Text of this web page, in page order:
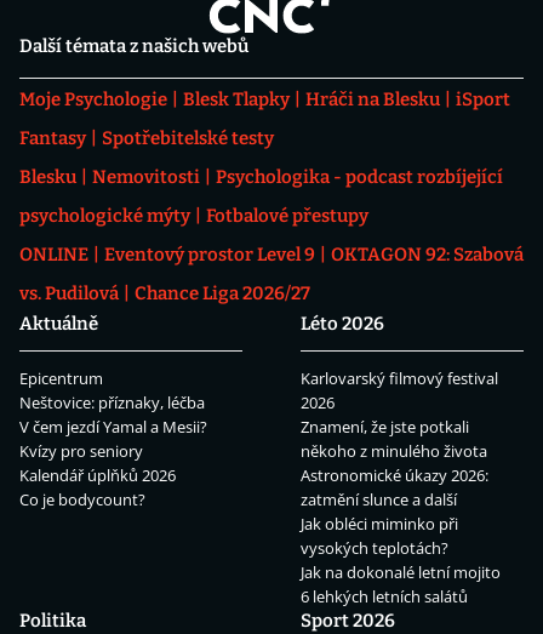
Další témata z našich webů
Moje Psychologie Blesk Tlapky Hráči na Blesku
iSport
Fantasy
Spotřebitelské testy
Blesku
Nemovitosti
Psychologika - podcast rozbíjející
psychologické mýty
Fotbalové přestupy
ONLINE
Eventový prostor Level 9
OKTAGON 92: Szabová
vs. Pudilová
Chance Liga 2026/27
Aktuálně
Epicentrum
Neštovice: příznaky, léčba
V čem jezdí Yamal a Mesii?
Kvízy pro seniory
Kalendář úplňků 2026
Co je bodycount?
Léto 2026
Karlovarský filmový festival
2026
Znamení, že jste potkali
někoho z minulého života
Astronomické úkazy 2026:
zatmění slunce a další
Jak obléci miminko při
vysokých teplotách?
Jak na dokonalé letní mojito
6 lehkých letních salátů
Politika
Sport 2026